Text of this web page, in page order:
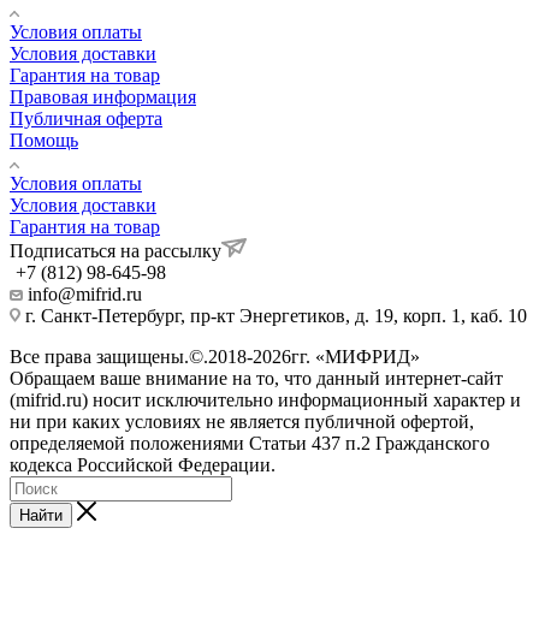
Условия оплаты
Условия доставки
Гарантия на товар
Правовая информация
Публичная оферта
Помощь
Условия оплаты
Условия доставки
Гарантия на товар
Подписаться на рассылку
+7 (812) 98-645-98
info@mifrid.ru
г. Санкт-Петербург, пр-кт Энергетиков, д. 19, корп. 1, каб. 10
Все права защищены.©.2018-2026гг. «МИФРИД»
Обращаем ваше внимание на то, что данный интернет-сайт
(mifrid.ru) носит исключительно информационный характер и
ни при каких условиях не является публичной офертой,
определяемой положениями Статьи 437 п.2 Гражданского
кодекса Российской Федерации.
Найти